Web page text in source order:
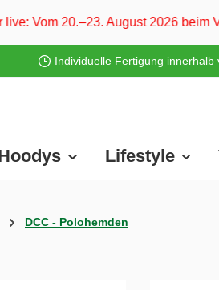
2026 beim Vanlife Festival
Individuelle Fertigung innerhalb
Lifestyle
DCC - Polohemden